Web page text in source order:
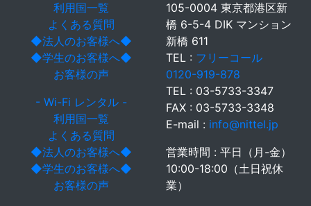
利用国一覧
よくある質問
◆法人のお客様へ◆
◆学生のお客様へ◆
お客様の声
- Wi-Fi レンタル -
利用国一覧
よくある質問
◆法人のお客様へ◆
◆学生のお客様へ◆
お客様の声
105-0004 東京都港区新
橋 6-5-4 DIK マンション
新橋 611
TEL : フリーコール
0120-919-878
TEL : 03-5733-3347
FAX : 03-5733-3348
E-mail : info@nittel.jp
営業時間 : 平日（月-金）
10:00-18:00（土日祝休
業）